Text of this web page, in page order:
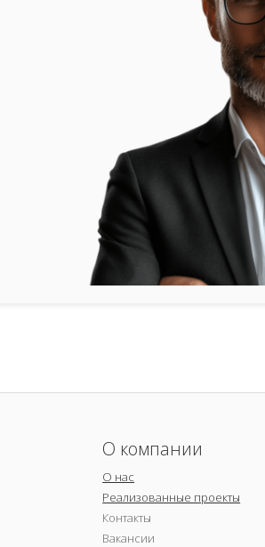
О компании
О нас
Реализованные проекты
Контакты
Вакансии